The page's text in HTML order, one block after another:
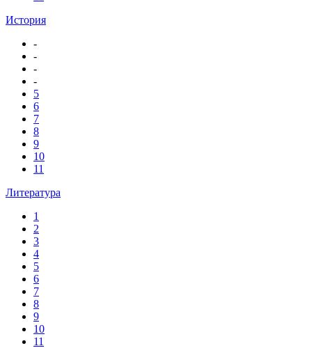
История
-
-
-
-
5
6
7
8
9
10
11
Литература
1
2
3
4
5
6
7
8
9
10
11